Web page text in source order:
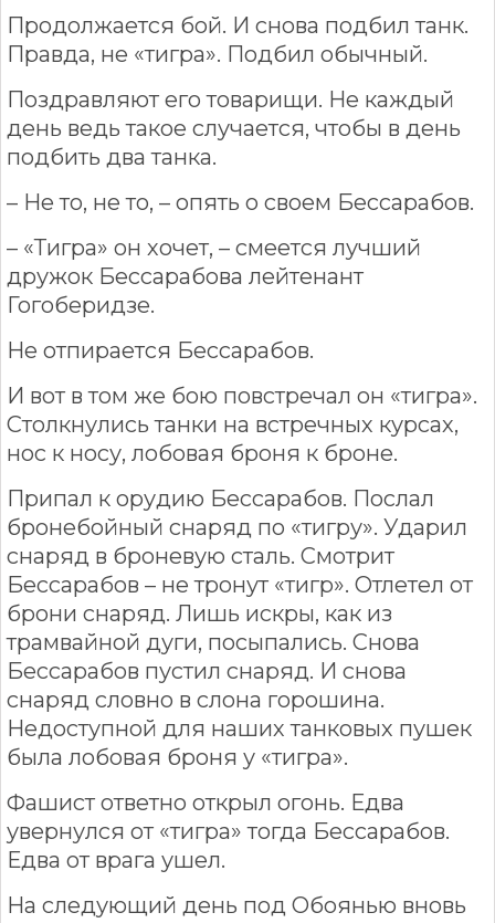
Продолжается бой. И снова подбил танк.
Правда, не «тигра». Подбил обычный.
Поздравляют его товарищи. Не каждый
день ведь такое случается, чтобы в день
подбить два танка.
– Не то, не то, – опять о своем Бессарабов.
– «Тигра» он хочет, – смеется лучший
дружок Бессарабова лейтенант
Гогоберидзе.
Не отпирается Бессарабов.
И вот в том же бою повстречал он «тигра».
Столкнулись танки на встречных курсах,
нос к носу, лобовая броня к броне.
Припал к орудию Бессарабов. Послал
бронебойный снаряд по «тигру». Ударил
снаряд в броневую сталь. Смотрит
Бессарабов – не тронут «тигр». Отлетел от
брони снаряд. Лишь искры, как из
трамвайной дуги, посыпались. Снова
Бессарабов пустил снаряд. И снова
снаряд словно в слона горошина.
Недоступной для наших танковых пушек
была лобовая броня у «тигра».
Фашист ответно открыл огонь. Едва
увернулся от «тигра» тогда Бессарабов.
Едва от врага ушел.
На следующий день под Обоянью вновь